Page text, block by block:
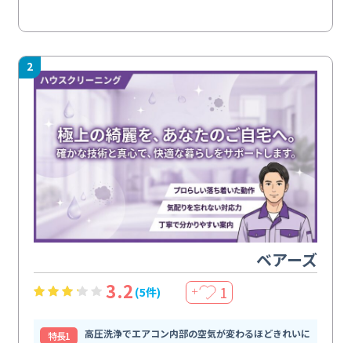
2
ベアーズ
3.2 (5件) ＋ 1
特⻑1
高圧洗浄でエアコン内部の空気が変わるほどきれいに